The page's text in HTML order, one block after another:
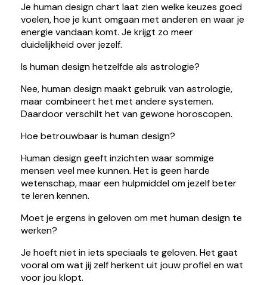
Je human design chart laat zien welke keuzes goed
voelen, hoe je kunt omgaan met anderen en waar je
energie vandaan komt. Je krijgt zo meer
duidelijkheid over jezelf.
Is human design hetzelfde als astrologie?
Nee, human design maakt gebruik van astrologie,
maar combineert het met andere systemen.
Daardoor verschilt het van gewone horoscopen.
Hoe betrouwbaar is human design?
Human design geeft inzichten waar sommige
mensen veel mee kunnen. Het is geen harde
wetenschap, maar een hulpmiddel om jezelf beter
te leren kennen.
Moet je ergens in geloven om met human design te
werken?
Je hoeft niet in iets speciaals te geloven. Het gaat
vooral om wat jij zelf herkent uit jouw profiel en wat
voor jou klopt.